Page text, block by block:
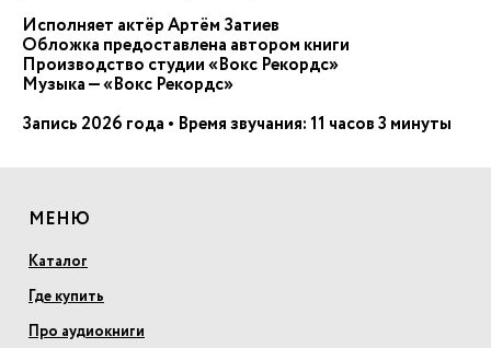
Исполняет актёр Артём Затиев
Обложка предоставлена автором книги
Производство студии «Вокс Рекордс»
Музыка — «Вокс Рекордс»
Запись 2026 года • Время звучания: 11 часов 3 минуты
МЕНЮ
Каталог
Где купить
Про аудиокниги